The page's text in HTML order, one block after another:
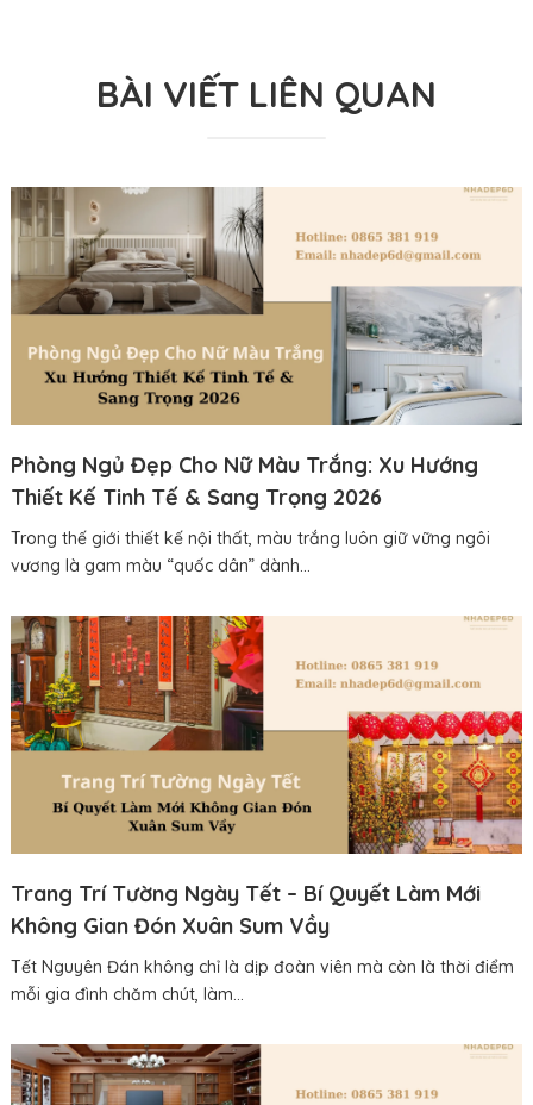
BÀI VIẾT LIÊN QUAN
Phòng Ngủ Đẹp Cho Nữ Màu Trắng: Xu Hướng
Thiết Kế Tinh Tế & Sang Trọng 2026
Trong thế giới thiết kế nội thất, màu trắng luôn giữ vững ngôi
vương là gam màu “quốc dân” dành...
Trang Trí Tường Ngày Tết – Bí Quyết Làm Mới
Không Gian Đón Xuân Sum Vầy
Tết Nguyên Đán không chỉ là dịp đoàn viên mà còn là thời điểm
mỗi gia đình chăm chút, làm...